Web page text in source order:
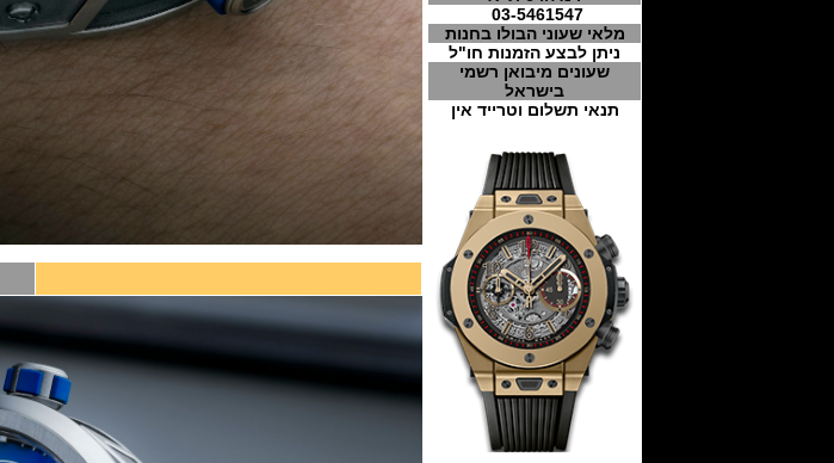
03-5461547
מלאי שעוני הבולו בחנות
ניתן לבצע הזמנות חו"ל
שעונים מיבואן רשמי
בישראל
תנאי תשלום וטרייד אין